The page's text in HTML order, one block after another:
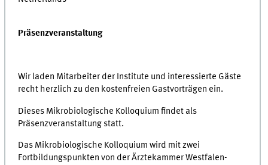
Präsenzveranstaltung
Wir laden Mitarbeiter der Institute und interessierte Gäste
recht herzlich zu den kostenfreien Gastvorträgen ein.
Dieses Mikrobiologische Kolloquium findet als
Präsenzveranstaltung statt.
Das Mikrobiologische Kolloquium wird mit zwei
Fortbildungspunkten von der Ärztekammer Westfalen-